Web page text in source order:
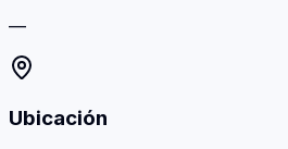
—
Ubicación